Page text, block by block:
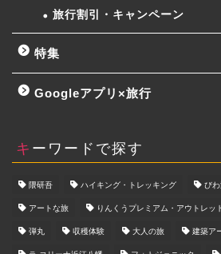
旅行割引・キャンペーン
特集
Googleアプリ×旅行
キーワードで探す
隈研吾 ハイキング・トレッキング び
アートな旅 りんくうプレミアム・アウトレッ
弾丸 収穫体験 大人の旅 建築ア